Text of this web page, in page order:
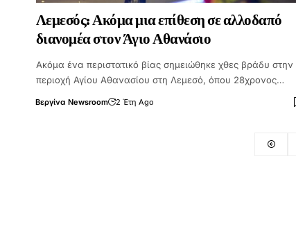
Λεμεσός: Ακόμα μια επίθεση σε αλλοδαπό
διανομέα στον Άγιο Αθανάσιο
Ακόμα ένα περιστατικό βίας σημειώθηκε χθες βράδυ στην
περιοχή Αγίου Αθανασίου στη Λεμεσό, όπου 28χρονος…
Βεργίνα Newsroom 2 Έτη Ago